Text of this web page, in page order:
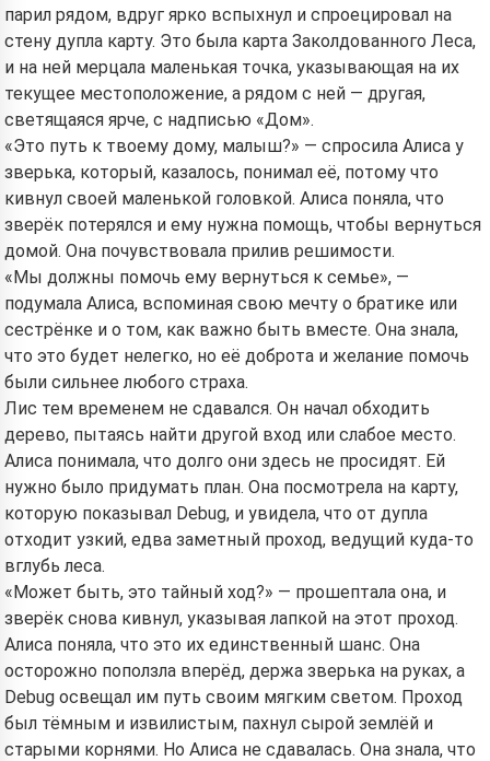
парил рядом, вдруг ярко вспыхнул и спроецировал на
стену дупла карту. Это была карта Заколдованного Леса,
и на ней мерцала маленькая точка, указывающая на их
текущее местоположение, а рядом с ней — другая,
светящаяся ярче, с надписью «Дом».
«Это путь к твоему дому, малыш?» — спросила Алиса у
зверька, который, казалось, понимал её, потому что
кивнул своей маленькой головкой. Алиса поняла, что
зверёк потерялся и ему нужна помощь, чтобы вернуться
домой. Она почувствовала прилив решимости.
«Мы должны помочь ему вернуться к семье», —
подумала Алиса, вспоминая свою мечту о братике или
сестрёнке и о том, как важно быть вместе. Она знала,
что это будет нелегко, но её доброта и желание помочь
были сильнее любого страха.
Лис тем временем не сдавался. Он начал обходить
дерево, пытаясь найти другой вход или слабое место.
Алиса понимала, что долго они здесь не просидят. Ей
нужно было придумать план. Она посмотрела на карту,
которую показывал Debug, и увидела, что от дупла
отходит узкий, едва заметный проход, ведущий куда-то
вглубь леса.
«Может быть, это тайный ход?» — прошептала она, и
зверёк снова кивнул, указывая лапкой на этот проход.
Алиса поняла, что это их единственный шанс. Она
осторожно поползла вперёд, держа зверька на руках, а
Debug освещал им путь своим мягким светом. Проход
был тёмным и извилистым, пахнул сырой землёй и
старыми корнями. Но Алиса не сдавалась. Она знала, что